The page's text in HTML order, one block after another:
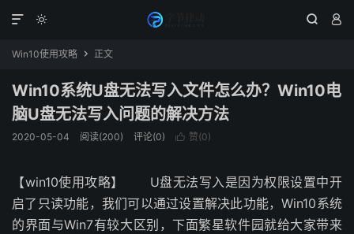
  

Win10使用攻略  正文
Win10系统U盘无法写入文件怎么办？Win10电
脑U盘无法写入问题的解决方法
2020-05-04 阅读(200) 评论(0)  赞(0)
【win10使用攻略】 U盘无法写入是因为权限设置中开
启了只读功能，我们可以通过设置解决此功能，Win10系统
的界面与Win7有较大区别，下面繁星软件园就给大家带来